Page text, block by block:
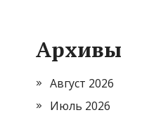
Архивы
Август 2026
Июль 2026